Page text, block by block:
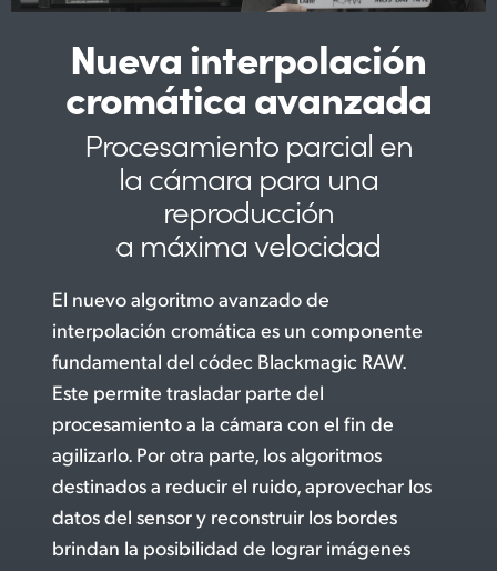
Nueva interpolación
cromática avanzada
Procesamiento parcial en
la cámara para una
reproducción
a máxima velocidad
El nuevo algoritmo avanzado de
interpolación cromática es un componente
fundamental del códec Blackmagic RAW.
Este permite trasladar parte del
procesamiento a la cámara con el fin de
agilizarlo. Por otra parte, los algoritmos
destinados a reducir el ruido, aprovechar los
datos del sensor y reconstruir los bordes
brindan la posibilidad de lograr imágenes